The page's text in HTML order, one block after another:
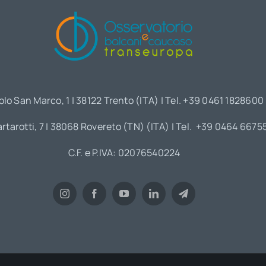
San Marco, 1 | 38122 Trento (ITA) | Tel. +39 0461 1828600
7 | 38068 Rovereto (TN) (ITA) | Tel. +39 0464
C.F. e P.IVA: 02076540224